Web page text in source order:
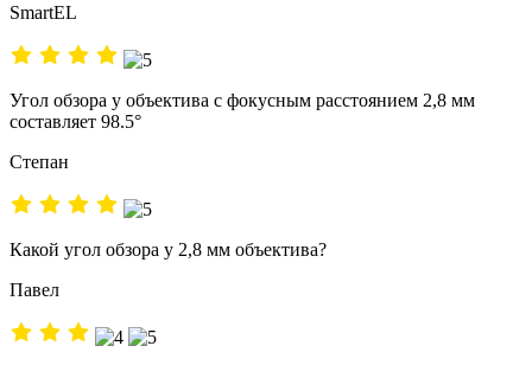
SmartEL
Угол обзора у объектива с фокусным расстоянием 2,8 мм
составляет 98.5°
Степан
Какой угол обзора у 2,8 мм объектива?
Павел